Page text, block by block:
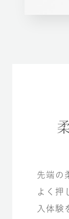
先端の
よく押
入体験